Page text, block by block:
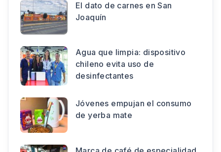
El dato de carnes en San
Joaquín
Agua que limpia: dispositivo
chileno evita uso de
desinfectantes
Jóvenes empujan el consumo
de yerba mate